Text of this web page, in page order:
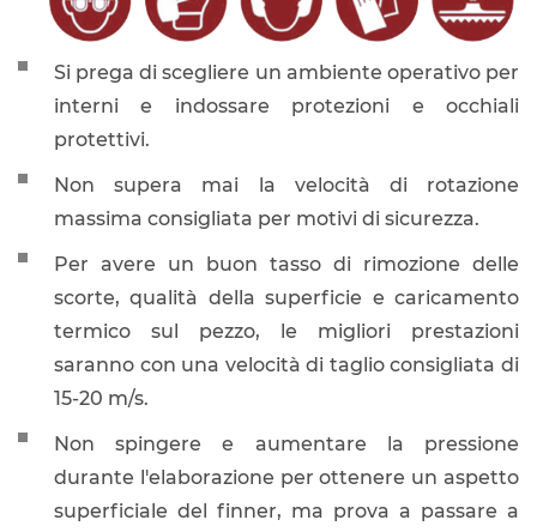
Si prega di scegliere un ambiente operativo per
interni e indossare protezioni e occhiali
protettivi.
Non supera mai la velocità di rotazione
massima consigliata per motivi di sicurezza.
Per avere un buon tasso di rimozione delle
scorte, qualità della superficie e caricamento
termico sul pezzo, le migliori prestazioni
saranno con una velocità di taglio consigliata di
15-20 m/s.
Non spingere e aumentare la pressione
durante l'elaborazione per ottenere un aspetto
superficiale del finner, ma prova a passare a